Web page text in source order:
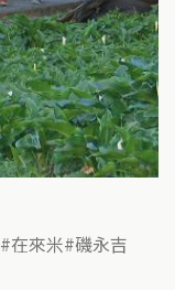
在來米 磯永吉